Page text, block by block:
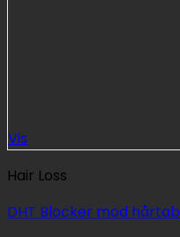
Vis
Hair Loss
DHT Blocker mod hårtab